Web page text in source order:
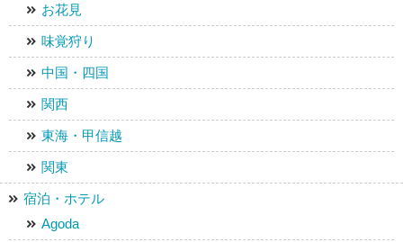
お花見
味覚狩り
中国・四国
関西
東海・甲信越
関東
宿泊・ホテル
Agoda